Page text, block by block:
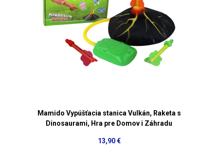
Mamido Vypúšťacia stanica Vulkán, Raketa s
Dinosaurami, Hra pre Domov i Záhradu
13,90 €